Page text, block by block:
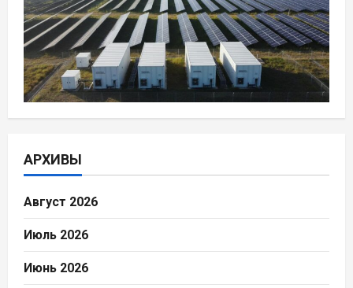
АРХИВЫ
Август 2026
Июль 2026
Июнь 2026